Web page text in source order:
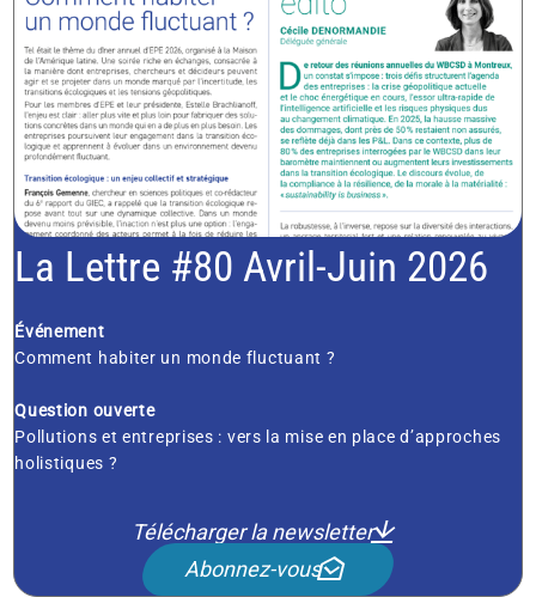
La Lettre #80 Avril-Juin 2026
Événement
Comment habiter un monde fluctuant ?
Question ouverte
Pollutions et entreprises : vers la mise en place d’approches
holistiques ?
Télécharger la newsletter
Abonnez-vous